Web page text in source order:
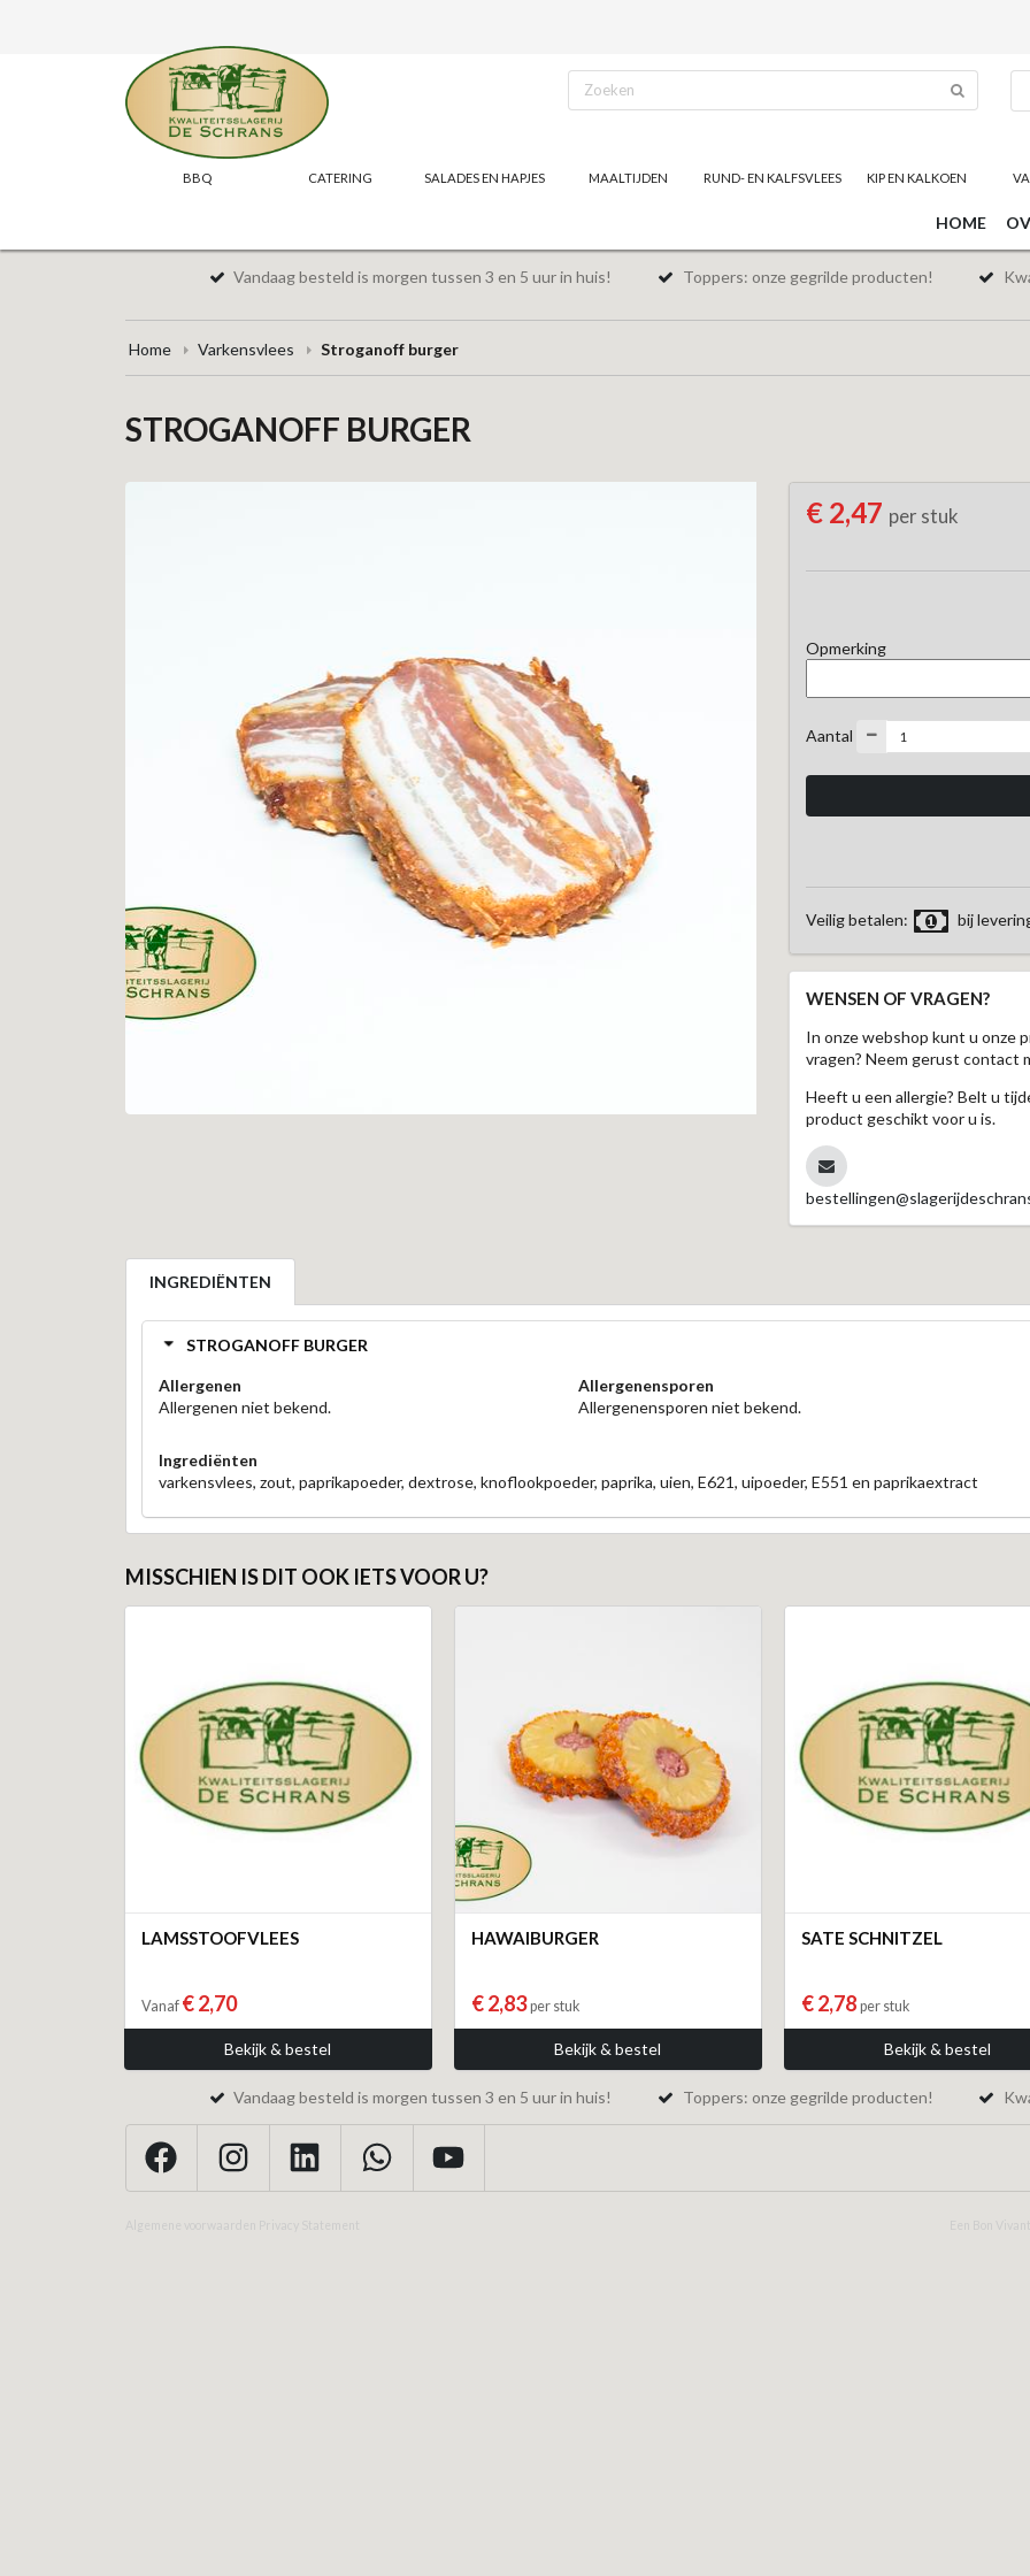
BBQ CATERING SALADES EN HAPJES MAALTIJDEN RUND- EN KALFSVLEES KIP EN KALKOEN
HOME
Vandaag besteld is morgen tussen 3 en 5 uur in huis! Toppers: onze gegrilde producten!
Home Varkensvlees Stroganoff burger
STROGANOFF BURGER
€ 2,47 per stuk
Opmerking
Aantal
Veilig betalen: bij
WENSEN OF VRAGEN?
In onze webshop kunt u onze
vragen? Neem gerust contact
Heeft u een allergie? Belt u
product geschikt voor u is.
INGREDIËNTEN
STROGANOFF BURGER
Allergenen
Allergenen niet bekend.
Allergenensporen
Allergenensporen niet bekend.
Ingrediënten
varkensvlees, zout, paprikapoeder, dextrose, knoflookpoeder, paprika, uien, E621, uipoeder, E551 en paprikaextract
MISSCHIEN IS DIT OOK IETS VOOR U?
LAMSSTOOFVLEES
Vanaf € 2,70
Bekijk & bestel
HAWAIBURGER
€ 2,83per stuk
Bekijk & bestel
SATE SCHNITZEL
€ 2,78 per stuk
Bekijk & bestel
Vandaag besteld is morgen tussen 3 en 5 uur in huis! Toppers: onze gegrilde producten!